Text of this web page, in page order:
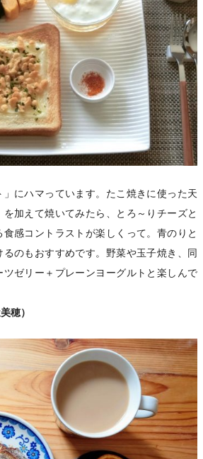
にハマっています。たこ焼きに使った天
加えて焼いてみたら、とろ～りチーズと
感コントラストが楽しくって。青のりと
のもおすすめです。野菜や玉子焼き、同
ツゼリー＋プレーンヨーグルトと楽しんで
穂）